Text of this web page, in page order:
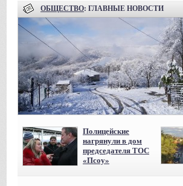
ОБЩЕСТВО: ГЛАВНЫЕ НОВОСТИ
Полицейские
нагрянули в дом
председателя ТОС
«Псоу»